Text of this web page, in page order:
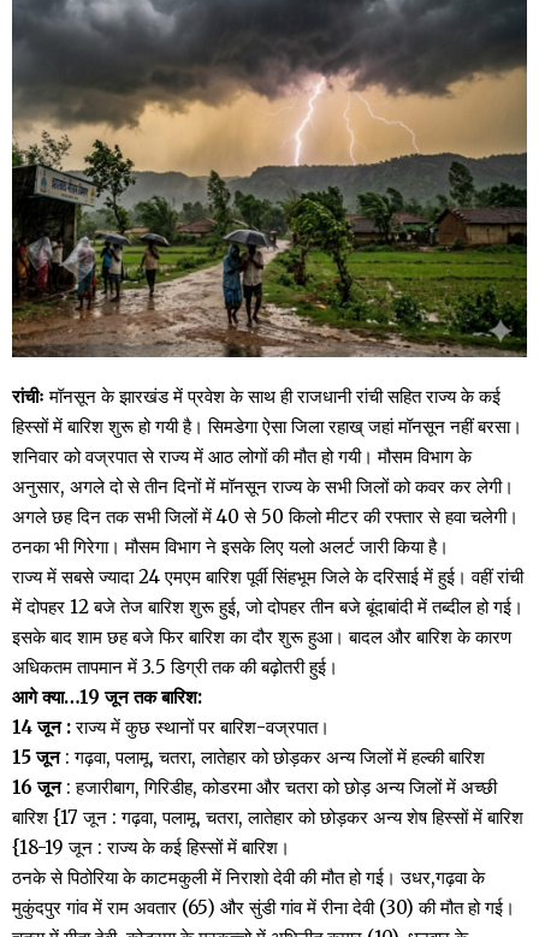
रांचीः मॉनसून के झारखंड में प्रवेश के साथ ही राजधानी रांची सहित राज्य के कई
हिस्सों में बारिश शुरू हो गयी है। सिमडेगा ऐसा जिला रहाख् जहां मॉनसून नहीं बरसा।
शनिवार को वज्रपात से राज्य में आठ लोगों की मौत हो गयी। मौसम विभाग के
अनुसार, अगले दो से तीन दिनों में मॉनसून राज्य के सभी जिलों को कवर कर लेगी।
अगले छह दिन तक सभी जिलों में 40 से 50 किलो मीटर की रफ्तार से हवा चलेगी।
ठनका भी गिरेगा। मौसम विभाग ने इसके लिए यलो अलर्ट जारी किया है।
राज्य में सबसे ज्यादा 24 एमएम बारिश पूर्वी सिंहभूम जिले के दरिसाई में हुई। वहीं रांची
में दोपहर 12 बजे तेज बारिश शुरू हुई, जो दोपहर तीन बजे बूंदाबांदी में तब्दील हो गई।
इसके बाद शाम छह बजे फिर बारिश का दौर शुरू हुआ। बादल और बारिश के कारण
अधिकतम तापमान में 3.5 डिग्री तक की बढ़ोतरी हुई।
आगे क्या…19 जून तक बारिश:
14 जून :राज्य में कुछ स्थानों पर बारिश-वज्रपात।
15 जून: गढ़वा, पलामू, चतरा, लातेहार को छोड़कर अन्य जिलों में हल्की बारिश
16 जून: हजारीबाग, गिरिडीह, कोडरमा और चतरा को छोड़ अन्य जिलों में अच्छी
बारिश {17 जून : गढ़वा, पलामू, चतरा, लातेहार को छोड़कर अन्य शेष हिस्सों में बारिश
{18-19 जून : राज्य के कई हिस्सों में बारिश।
ठनके से पिठोरिया के काटमकुली में निराशो देवी की मौत हो गई। उधर,गढ़वा के
मुकुंदपुर गांव में राम अवतार (65) और सुंडी गांव में रीना देवी (30) की मौत हो गई।